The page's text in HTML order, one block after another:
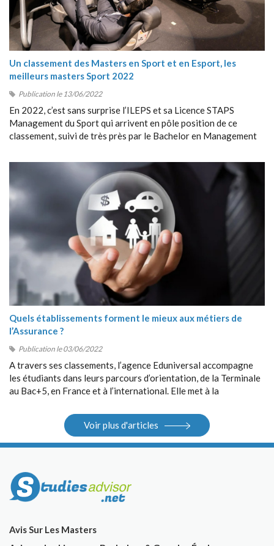
Un classement des Masters en Sport et en Esport, les
meilleurs masters Sport 2022
Publication le 13/06/2022
En 2022, c’est sans surprise l’ILEPS et sa Licence STAPS
Management du Sport qui arrivent en pôle position de ce
classement, suivi de très près par le Bachelor en Management
Quels établissements forment le mieux aux métiers de
l’Assurance ?
Publication le 03/06/2022
A travers ses classements, l’agence Eduniversal accompagne
les étudiants dans leurs parcours d’orientation, de la Terminale
au Bac+5, en France et à l’international. Elle met à la
Internet, salons.
Voir plus d'articles
Avis Sur Les Masters